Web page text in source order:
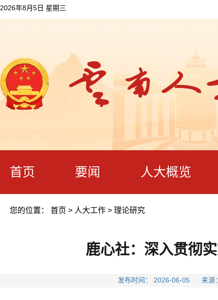
2026年8月5日 星期三
首页 要闻 人大概览
您的位置： 首页 > 人大工作 > 理论研究
鹿心社：深入贯彻
发布时间： 2026-06-05 来